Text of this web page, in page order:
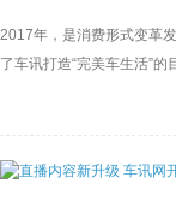
2017年，是消费形式变革
了车讯打造“完美车生活”